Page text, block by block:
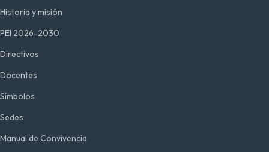
Historia y misión
PEI 2026-2030
Directivos
Docentes
Símbolos
Sedes
Manual de Convivencia